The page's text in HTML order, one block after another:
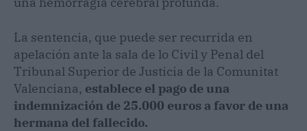
La sentencia, que puede ser recurrida en
apelación ante la sala de lo Civil y Penal del
Tribunal Superior de Justicia de la Comunitat
Valenciana, establece el pago de una
indemnización de 25.000 euros a favor de una
hermana del fallecido.